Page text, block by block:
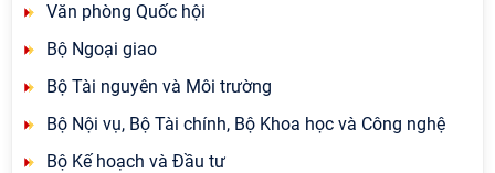
Văn phòng Quốc hội
Bộ Ngoại giao
Bộ Tài nguyên và Môi trường
Bộ Nội vụ, Bộ Tài chính, Bộ Khoa học và Công nghệ
Bộ Kế hoạch và Đầu tư